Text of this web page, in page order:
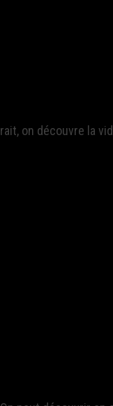
on découvre la